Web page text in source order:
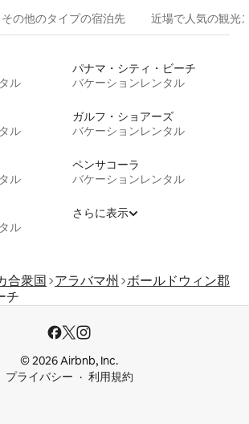
その他のタ⁠イ⁠プ⁠の宿⁠泊⁠先 近場で人気の観光
ル
パナマ・シティ・ビーチ
バケーションレンタル
ル
ガルフ・ショアーズ
バケーションレンタル
ル
ペンサコーラ
バケーションレンタル
ル
さらに表示
合衆国 アラバマ州 ボールドウィン郡
チ
© 2026 Airbnb, Inc.
プライバシー
利用規約